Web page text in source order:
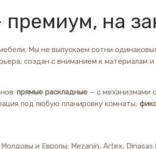
на
Мы не выпускаем сотни
создан с вниманием к материалам
прямые раскладные — с механизмами
под любую планировку комнаты;
и Европы: Mezanin, Artex, Dinasas